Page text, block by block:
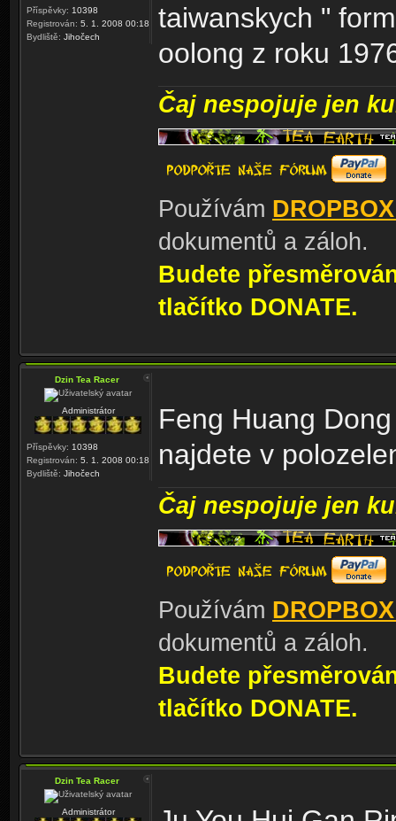
Příspěvky: 10398
Registrován: 5. 1. 2008 00:18
Bydliště: Jihočech
taiwanskych "
oolong z roku
Čaj nespojuje jen
Používám
dokumentů a záloh.
Budete
tlačítko DONATE.
Dzin Tea Racer
Administrátor
Příspěvky: 10398
Registrován: 5. 1. 2008 00:18
Bydliště: Jihočech
Feng Huang
najdete v
Čaj nespojuje jen
Používám
dokumentů a záloh.
Budete
tlačítko DONATE.
Dzin Tea Racer
Administrátor